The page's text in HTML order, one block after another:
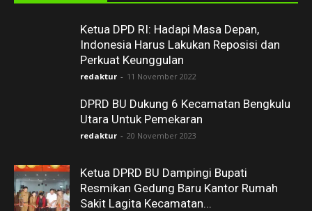
Ketua DPD RI: Hadapi Masa Depan,
Indonesia Harus Lakukan Reposisi dan
Perkuat Keunggulan
redaktur - 11 November 2022
DPRD BU Dukung 6 Kecamatan Bengkulu
Utara Untuk Pemekaran
redaktur - 20 November 2023
Ketua DPRD BU Dampingi Bupati
Resmikan Gedung Baru Kantor Rumah
Sakit Lagita Kecamatan...